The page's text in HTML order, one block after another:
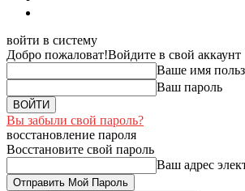
войти в систему
Добро пожаловат!Войдите в свой аккаунт
Ваше имя
Ваш пароль
Вы забыли свой пароль?
восстановление пароля
Восстановите свой пароль
Ваш адрес